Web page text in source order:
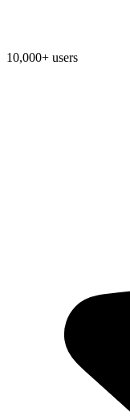
10,000+ users